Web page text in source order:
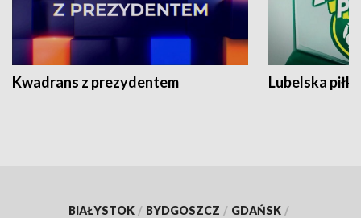
Kwadrans z prezydentem Lubelska piłka
BIAŁYSTOK / BYDGOSZCZ / GDAŃSK /